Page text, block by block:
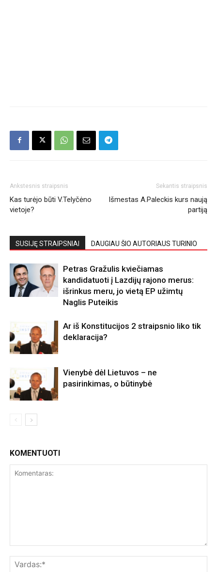
Ankstesnis straipsnis
Kas turėjo būti V.Telyčėno
vietoje?
Sekantis straipsnis
Išmestas A.Paleckis kurs naują
partiją
SUSIJĘ STRAIPSNIAI DAUGIAU ŠIO AUTORIAUS TURINIO
Petras Gražulis kviečiamas
kandidatuoti į Lazdijų rajono merus:
išrinkus meru, jo vietą EP užimtų
Naglis Puteikis
Ar iš Konstitucijos 2 straipsnio liko tik
deklaracija?
Vienybė dėl Lietuvos – ne
pasirinkimas, o būtinybė
KOMENTUOTI